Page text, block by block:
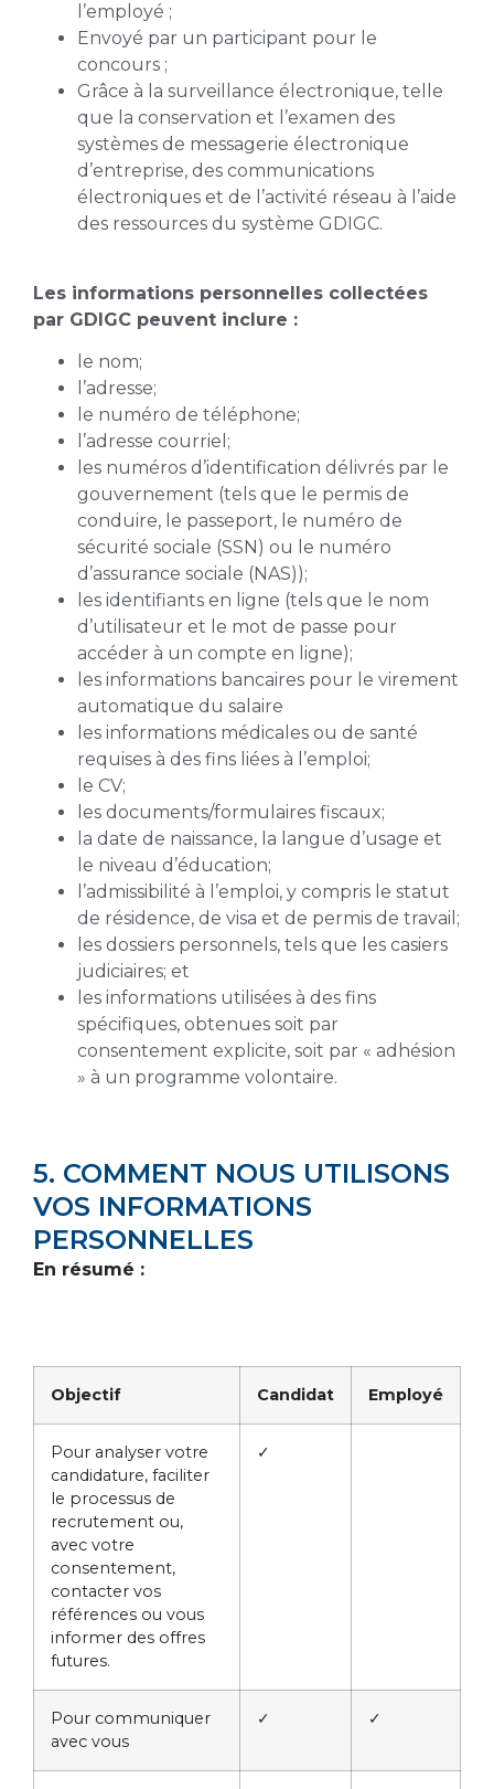
l’employé ;
Envoyé par un participant pour le
concours ;
Grâce à la surveillance électronique, telle
que la conservation et l’examen des
systèmes de messagerie électronique
d’entreprise, des communications
électroniques et de l’activité réseau à l’aide
des ressources du système GDIGC.
Les informations personnelles collectées
par GDIGC peuvent inclure :
le nom;
l’adresse;
le numéro de téléphone;
l’adresse courriel;
les numéros d’identification délivrés par le
gouvernement (tels que le permis de
conduire, le passeport, le numéro de
sécurité sociale (SSN) ou le numéro
d’assurance sociale (NAS));
les identifiants en ligne (tels que le nom
d’utilisateur et le mot de passe pour
accéder à un compte en ligne);
les informations bancaires pour le virement
automatique du salaire
les informations médicales ou de santé
requises à des fins liées à l’emploi;
le CV;
les documents/formulaires fiscaux;
la date de naissance, la langue d’usage et
le niveau d’éducation;
l’admissibilité à l’emploi, y compris le statut
de résidence, de visa et de permis de travail;
les dossiers personnels, tels que les casiers
judiciaires; et
les informations utilisées à des fins
spécifiques, obtenues soit par
consentement explicite, soit par « adhésion
» à un programme volontaire.
5. COMMENT NOUS UTILISONS
VOS INFORMATIONS
PERSONNELLES
En résumé :
Objectif Candidat Employé
Pour analyser votre
candidature, faciliter
le processus de
recrutement ou,
avec votre
consentement,
contacter vos
références ou vous
informer des offres
futures.
✓
Pour communiquer
avec vous
✓ ✓